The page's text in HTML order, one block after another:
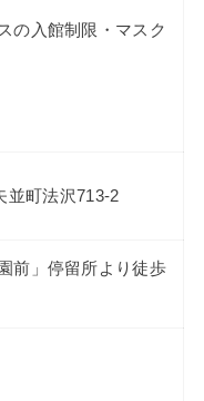
の入館制限・マスク
並町法沢713-2
前」停留所より徒歩